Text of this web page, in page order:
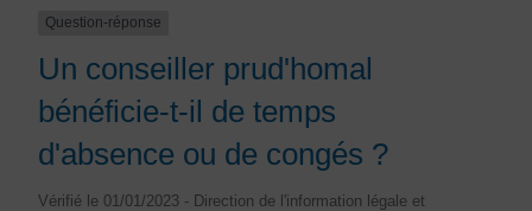
Question-réponse
Un conseiller prud'homal
bénéficie-t-il de temps
d'absence ou de congés ?
Vérifié le 01/01/2023 - Direction de l'information légale et